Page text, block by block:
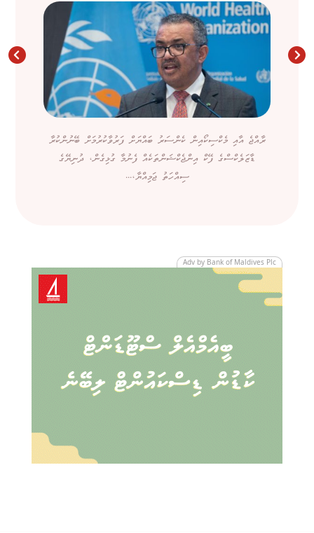
ރާއްޖެ އާއި މެކްސިކޯއިން ކެންސަރު ބައްޔަށް ފަރުވާކުރުމަށް ބޭނުންކުރާ
ޑާޒަލެކްސްގެ ފޭކް އިންޖެކްޝަންތަކެއް ފެނުމާ ގުޅިގެން، ދުނިޔޭގެ
ސިއްހަތު ޖަމިއްޔާ،...
Adv by Bank of Maldives Plc